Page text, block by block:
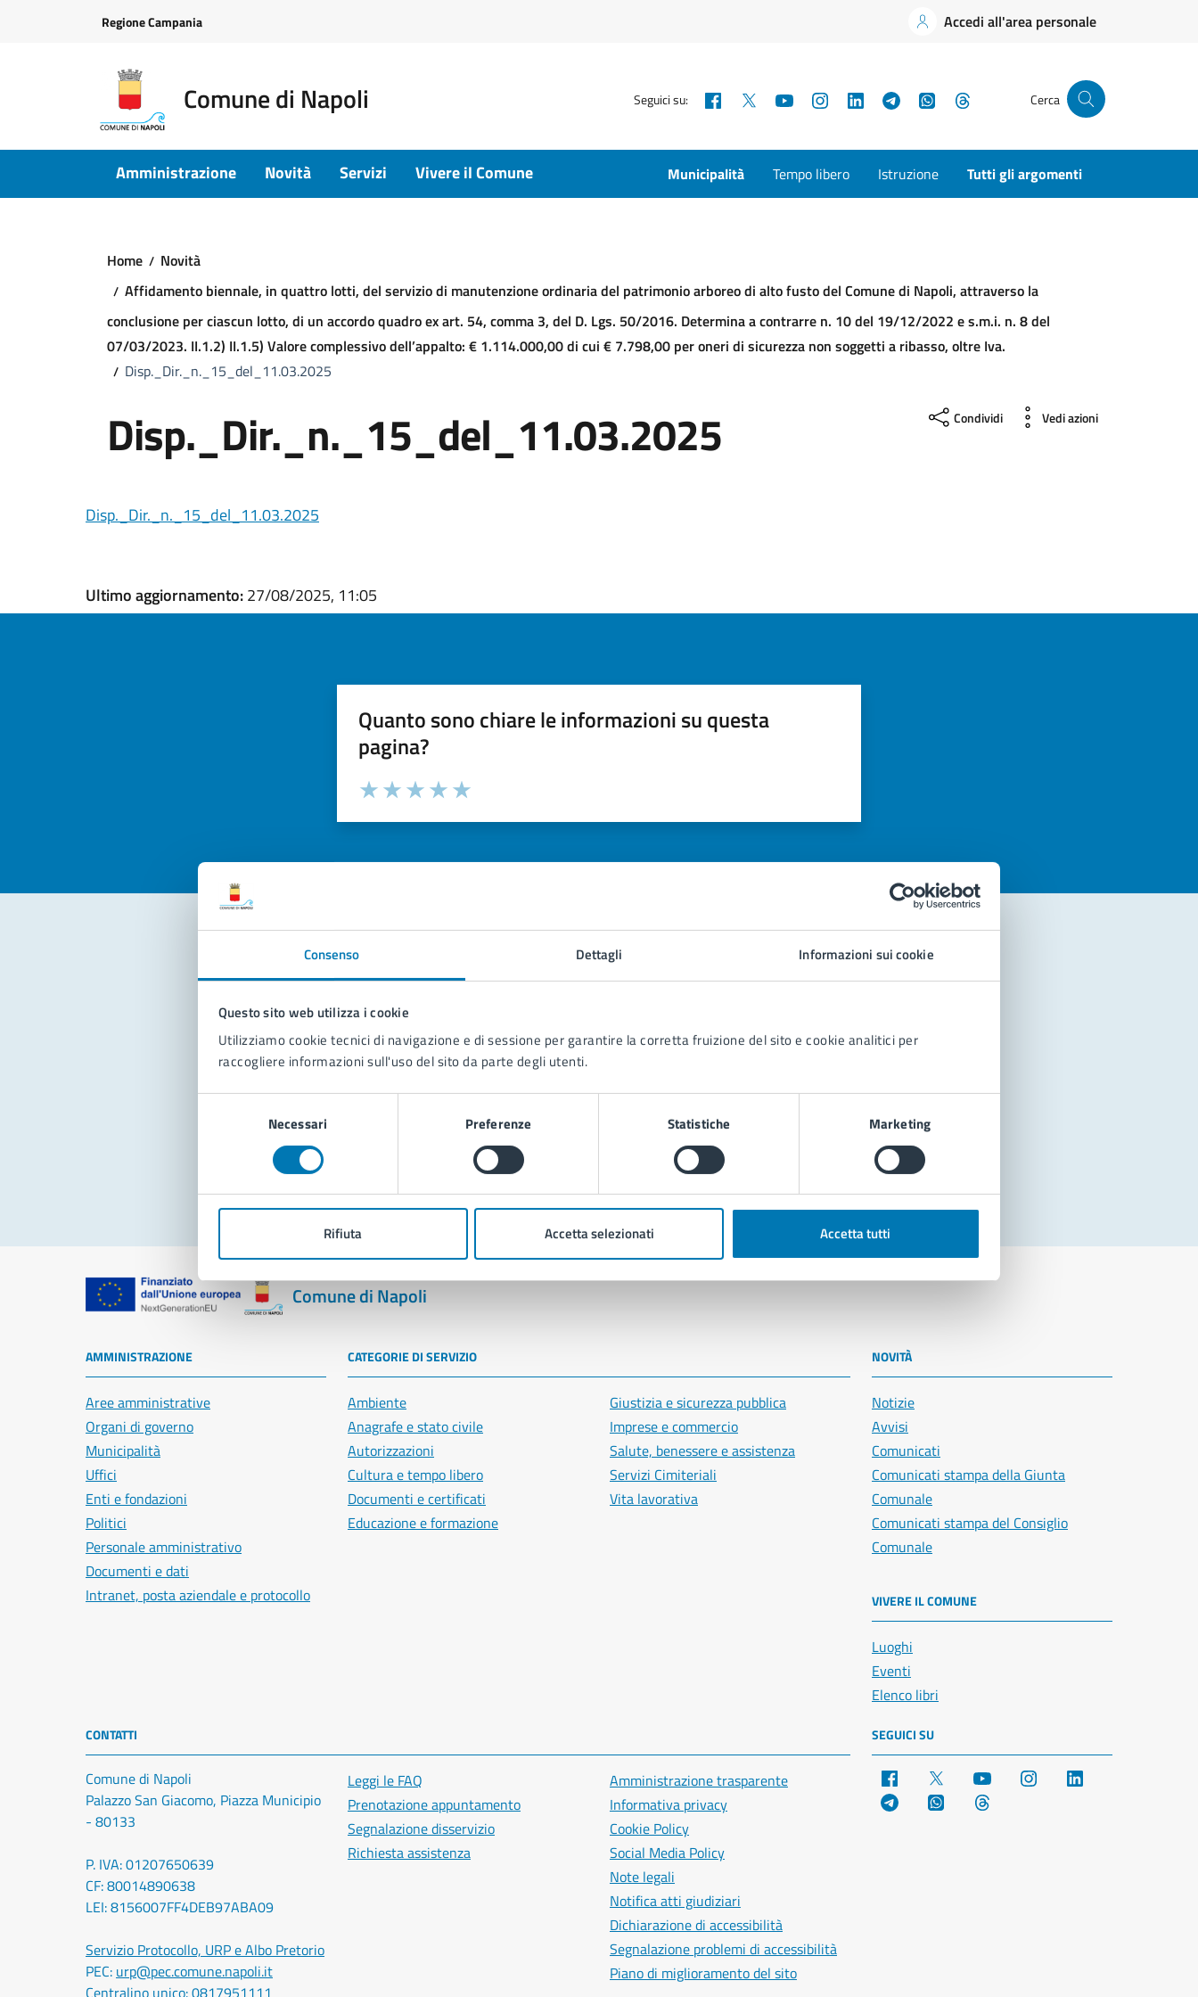
Consenso Dettagli Informazioni sui cookie
Questo sito web utilizza i cookie
Utilizziamo cookie tecnici di navigazione e di sessione per garantire la corretta fruizione del sito e cookie analitici per
raccogliere informazioni sull'uso del sito da parte degli utenti.
Necessari Preferenze Statistiche Marketing
Rifiuta Accetta selezionati Accetta tutti
Regione Campania Accedi all'area personale
Comune di Napoli Seguici su: Facebook YouTubeInstagramLinkedInTelegramWhatsApp Cerca
Amministrazione Novità Servizi Vivere il Comune Municipalità Tempo libero Istruzione Tutti gli argomenti
Home
Novità
Affidamento biennale, in quattro lotti, del servizio di manutenzione ordinaria del patrimonio arboreo di alto fusto del Comune di Napoli, attraverso la
conclusione per ciascun lotto, di un accordo quadro ex art. 54, comma 3, del D. Lgs. 50/2016. Determina a contrarre n. 10 del 19/12/2022 e s.m.i. n. 8 del
07/03/2023. II.1.2) II.1.5) Valore complessivo dell’appalto: € 1.114.000,00 di cui € 7.798,00 per oneri di sicurezza non soggetti a ribasso, oltre Iva.
Disp._Dir._n._15_del_11.03.2025
Disp._Dir._n._15_del_11.03.2025 Condividi Vedi azioni
Disp._Dir._n._15_del_11.03.2025
Ultimo aggiornamento:27/08/2025, 11:05
Quanto sono chiare le informazioni su questa
pagina?
Valuta la chiarezza delle informazioni (da 1 a 5 stelle)
Seleziona il numero di stelle per valutare la chiarezza delle informazioni
Contatta il comune
Leggi le domande frequenti
Richiedi assistenza
Problemi in città
Segnala disservizio
Comune di Napoli
AMMINISTRAZIONE
Aree amministrative
Organi di governo
Municipalità
Uffici
Enti e fondazioni
Politici
Personale amministrativo
Documenti e dati
Intranet, posta aziendale e protocollo
CATEGORIE DI SERVIZIO
Ambiente
Anagrafe e stato civile
Autorizzazioni
Cultura e tempo libero
Documenti e certificati
Educazione e formazione
Giustizia e sicurezza pubblica
Imprese e commercio
Salute, benessere e assistenza
Servizi Cimiteriali
Vita lavorativa
NOVITÀ
Notizie
Avvisi
Comunicati
Comunicati stampa della Giunta
Comunale
Comunicati stampa del Consiglio
Comunale
VIVERE IL COMUNE
Luoghi
Eventi
Elenco libri
CONTATTI
Comune di Napoli
Palazzo San Giacomo, Piazza Municipio
- 80133
P. IVA: 01207650639
CF: 80014890638
LEI: 8156007FF4DEB97ABA09
Servizio Protocollo, URP e Albo Pretorio
PEC: urp@pec.comune.napoli.it
Leggi le FAQ
Prenotazione appuntamento
Segnalazione disservizio
Richiesta assistenza
Amministrazione trasparente
Informativa privacy
Cookie Policy
Social Media Policy
Note legali
Notifica atti giudiziari
Dichiarazione di accessibilità
Segnalazione problemi di accessibilità
Piano di miglioramento del sito
SEGUICI SU
Facebook YouTube Instagram
Telegram WhatsApp